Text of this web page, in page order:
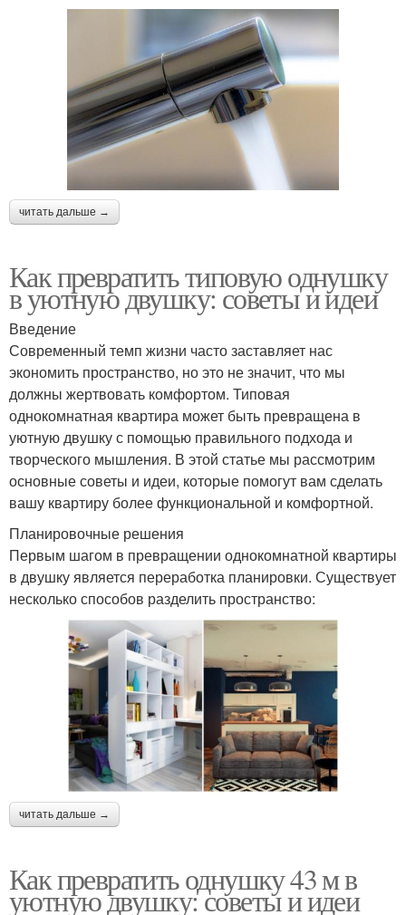
читать дальше →
Как превратить типовую однушку
в уютную двушку: советы и идеи
Введение
Современный темп жизни часто заставляет нас
экономить пространство, но это не значит, что мы
должны жертвовать комфортом. Типовая
однокомнатная квартира может быть превращена в
уютную двушку с помощью правильного подхода и
творческого мышления. В этой статье мы рассмотрим
основные советы и идеи, которые помогут вам сделать
вашу квартиру более функциональной и комфортной.
Планировочные решения
Первым шагом в превращении однокомнатной квартиры
в двушку является переработка планировки. Существует
несколько способов разделить пространство:
читать дальше →
Как превратить однушку 43 м в
уютную двушку: советы и идеи